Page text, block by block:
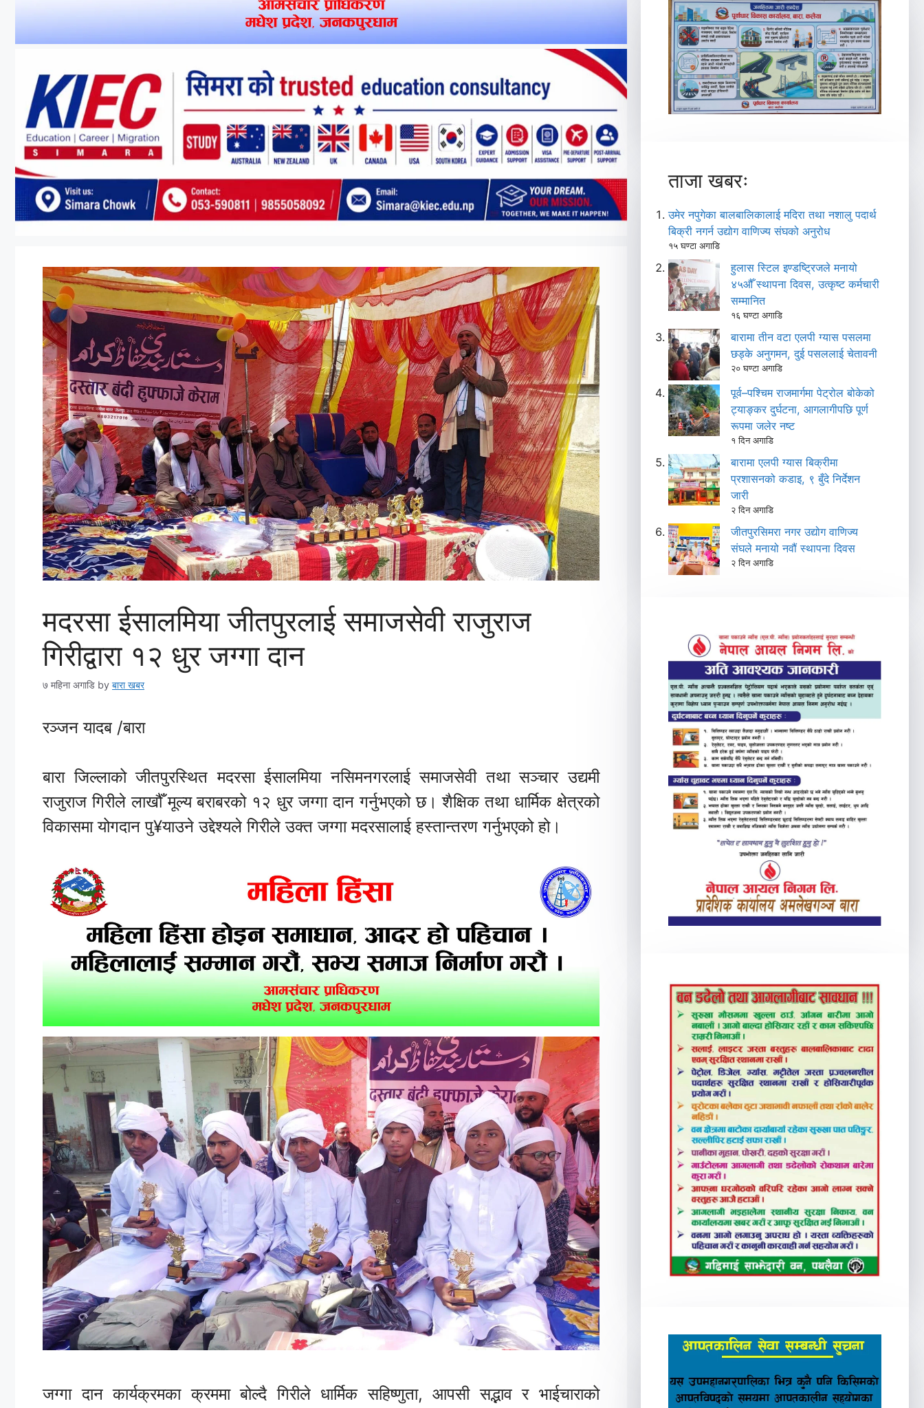
मदरसा ईसालमिया जीतपुरलाई समाजसेवी राजुराज
गिरीद्वारा १२ धुर जग्गा दान
७ महिना अगाडि by बारा खबर
रञ्जन यादब /बारा
बारा जिल्लाको जीतपुरस्थित मदरसा ईसालमिया नसिमनगरलाई समाजसेवी तथा सञ्चार उद्यमी
राजुराज गिरीले लाखौँ मूल्य बराबरको १२ धुर जग्गा दान गर्नुभएको छ। शैक्षिक तथा धार्मिक क्षेत्रको
विकासमा योगदान पु¥याउने उद्देश्यले गिरीले उक्त जग्गा मदरसालाई हस्तान्तरण गर्नुभएको हो।
जग्गा दान कार्यक्रमका क्रममा बोल्दै गिरीले धार्मिक सहिष्णुता, आपसी सद्भाव र भाईचाराको
ताजा खबरः
उमेर नपुगेका बालबालिकालाई मदिरा तथा नशालु पदार्थ
बिक्री नगर्न उद्योग वाणिज्य संघको अनुरोध
१५ घण्टा अगाडि
हुलास स्टिल इण्डष्ट्रिजले मनायो
४५औँ स्थापना दिवस, उत्कृष्ट कर्मचारी
सम्मानित
१६ घण्टा अगाडि
बारामा तीन वटा एलपी ग्यास पसलमा
छड्के अनुगमन, दुई पसललाई चेतावनी
२० घण्टा अगाडि
पूर्व–पश्चिम राजमार्गमा पेट्रोल बोकेको
ट्याङ्कर दुर्घटना, आगलागीपछि पूर्ण
रूपमा जलेर नष्ट
१ दिन अगाडि
बारामा एलपी ग्यास बिक्रीमा
प्रशासनको कडाइ, ९ बुँदे निर्देशन
जारी
२ दिन अगाडि
जीतपुरसिमरा नगर उद्योग वाणिज्य
संघले मनायो नवौं स्थापना दिवस
२ दिन अगाडि